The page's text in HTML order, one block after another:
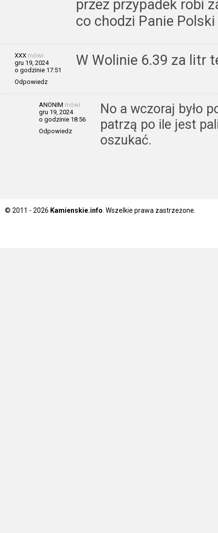
przez przypadek robi
co chodzi Panie
XXX mówi:
gru 19, 2024
o godzinie 17:51
Odpowiedz
W Wolinie 6.39 za litr
ANONIM mówi:
gru 19, 2024
o godzinie 18:56
Odpowiedz
No a wczoraj było
patrzą po ile jest
oszukać.
© 2011 - 2026 Kamienskie.info . Wszelkie prawa zastrzeżone.